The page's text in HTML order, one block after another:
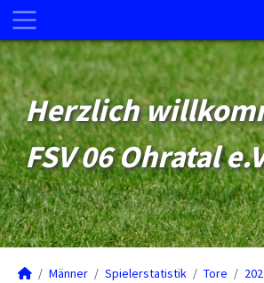
Herzlich
FSV 06 Ohratal
Männer Spielerstatistik Tore